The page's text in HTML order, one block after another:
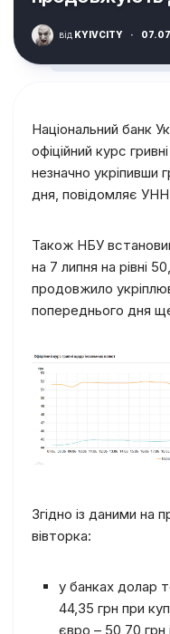
від KYIVCITY ·
Національний банк
офіційний курс
незначно укріпивши
дня, повідомляє
Також НБУ
на 7 липня на рівні
продовжило
попереднього дня
Згідно із даними на
вівторка:
у банках долар
44,35 грн при
євро – 50,70 грн